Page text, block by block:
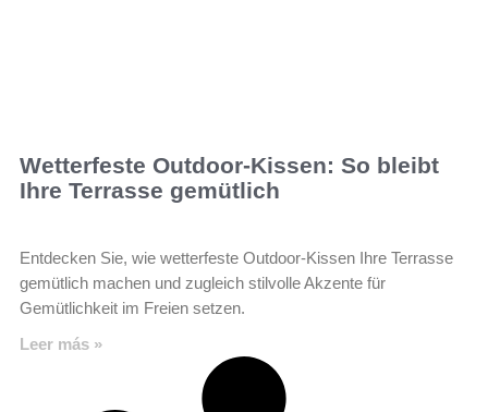
Wetterfeste Outdoor-Kissen: So bleibt
Ihre Terrasse gemütlich
Entdecken Sie, wie wetterfeste Outdoor-Kissen Ihre Terrasse
gemütlich machen und zugleich stilvolle Akzente für
Gemütlichkeit im Freien setzen.
Leer más »